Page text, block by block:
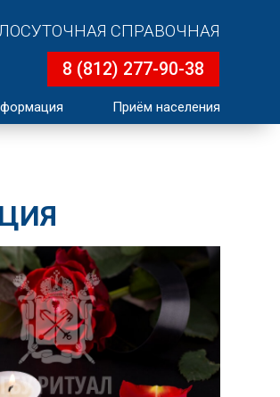
СПРАВОЧНАЯ
8 (812) 277-90-38
Приём населения